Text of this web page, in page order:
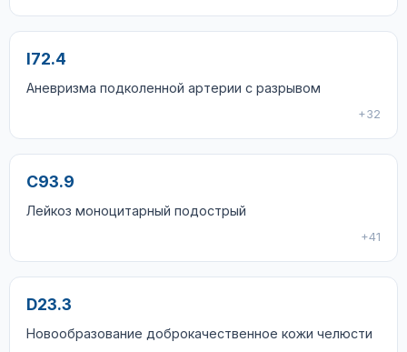
I72.4
Аневризма подколенной артерии с разрывом
+32
C93.9
Лейкоз моноцитарный подострый
+41
D23.3
Новообразование доброкачественное кожи челюсти